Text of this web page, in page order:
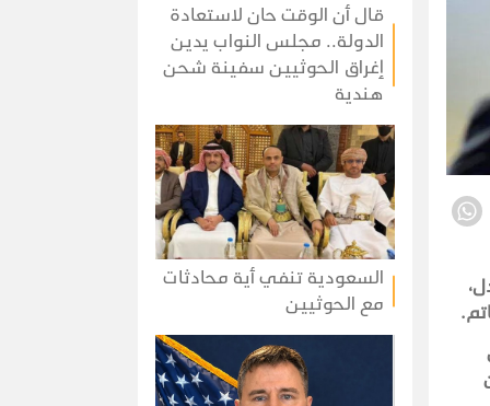
قال أن الوقت حان لاستعادة
الدولة.. مجلس النواب يدين
إغراق الحوثيين سفينة شحن
هندية
السعودية تنفي أية محادثات
مع الحوثيين